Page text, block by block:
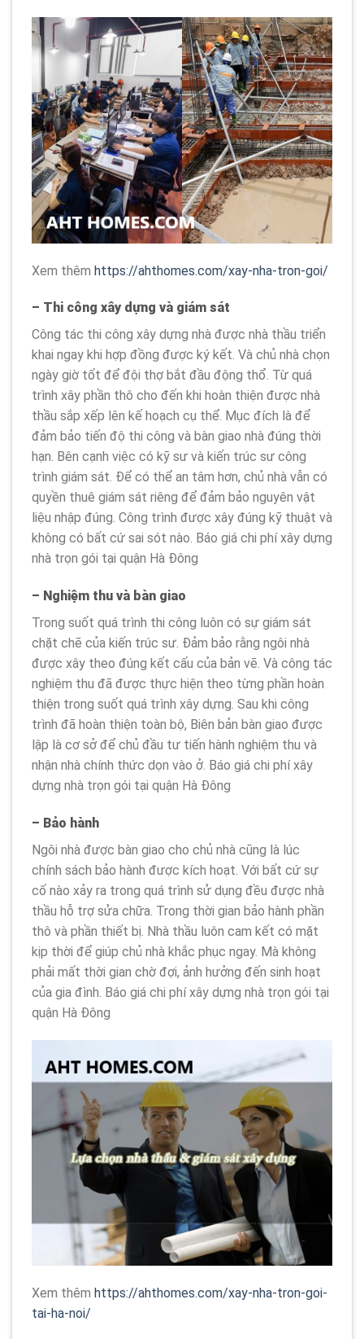
Xem thêm https://ahthomes.com/xay-nha-tron-goi/
– Thi công xây dựng và giám sát
Công tác thi công xây dựng nhà được nhà thầu triển
khai ngay khi hợp đồng được ký kết. Và chủ nhà chọn
ngày giờ tốt để đội thợ bắt đầu động thổ. Từ quá
trình xây phần thô cho đến khi hoàn thiện được nhà
thầu sắp xếp lên kế hoạch cụ thể. Mục đích là để
đảm bảo tiến độ thi công và bàn giao nhà đúng thời
hạn. Bên cạnh việc có kỹ sư và kiến trúc sư công
trình giám sát. Để có thể an tâm hơn, chủ nhà vẫn có
quyền thuê giám sát riêng để đảm bảo nguyên vật
liệu nhập đúng. Công trình được xây đúng kỹ thuật và
không có bất cứ sai sót nào. Báo giá chi phí xây dựng
nhà trọn gói tại quận Hà Đông
– Nghiệm thu và bàn giao
Trong suốt quá trình thi công luôn có sự giám sát
chặt chẽ của kiến trúc sư. Đảm bảo rằng ngôi nhà
được xây theo đúng kết cấu của bản vẽ. Và công tác
nghiệm thu đã được thực hiện theo từng phần hoàn
thiện trong suốt quá trình xây dựng. Sau khi công
trình đã hoàn thiện toàn bộ, Biên bản bàn giao được
lập là cơ sở để chủ đầu tư tiến hành nghiệm thu và
nhận nhà chính thức dọn vào ở. Báo giá chi phí xây
dựng nhà trọn gói tại quận Hà Đông
– Bảo hành
Ngôi nhà được bàn giao cho chủ nhà cũng là lúc
chính sách bảo hành được kích hoạt. Với bất cứ sự
cố nào xảy ra trong quá trình sử dụng đều được nhà
thầu hỗ trợ sửa chữa. Trong thời gian bảo hành phần
thô và phần thiết bị. Nhà thầu luôn cam kết có mặt
kịp thời để giúp chủ nhà khắc phục ngay. Mà không
phải mất thời gian chờ đợi, ảnh hưởng đến sinh hoạt
của gia đình. Báo giá chi phí xây dựng nhà trọn gói tại
quận Hà Đông
Xem thêm https://ahthomes.com/xay-nha-tron-goi-
tai-ha-noi/